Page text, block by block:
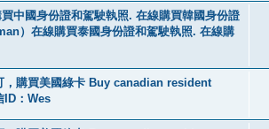
中國身份證和駕駛執照. 在線購買韓國身份證
）在線購買泰國身份證和駕駛執照. 在線購
，購買美國綠卡 Buy canadian resident
ID：Wes